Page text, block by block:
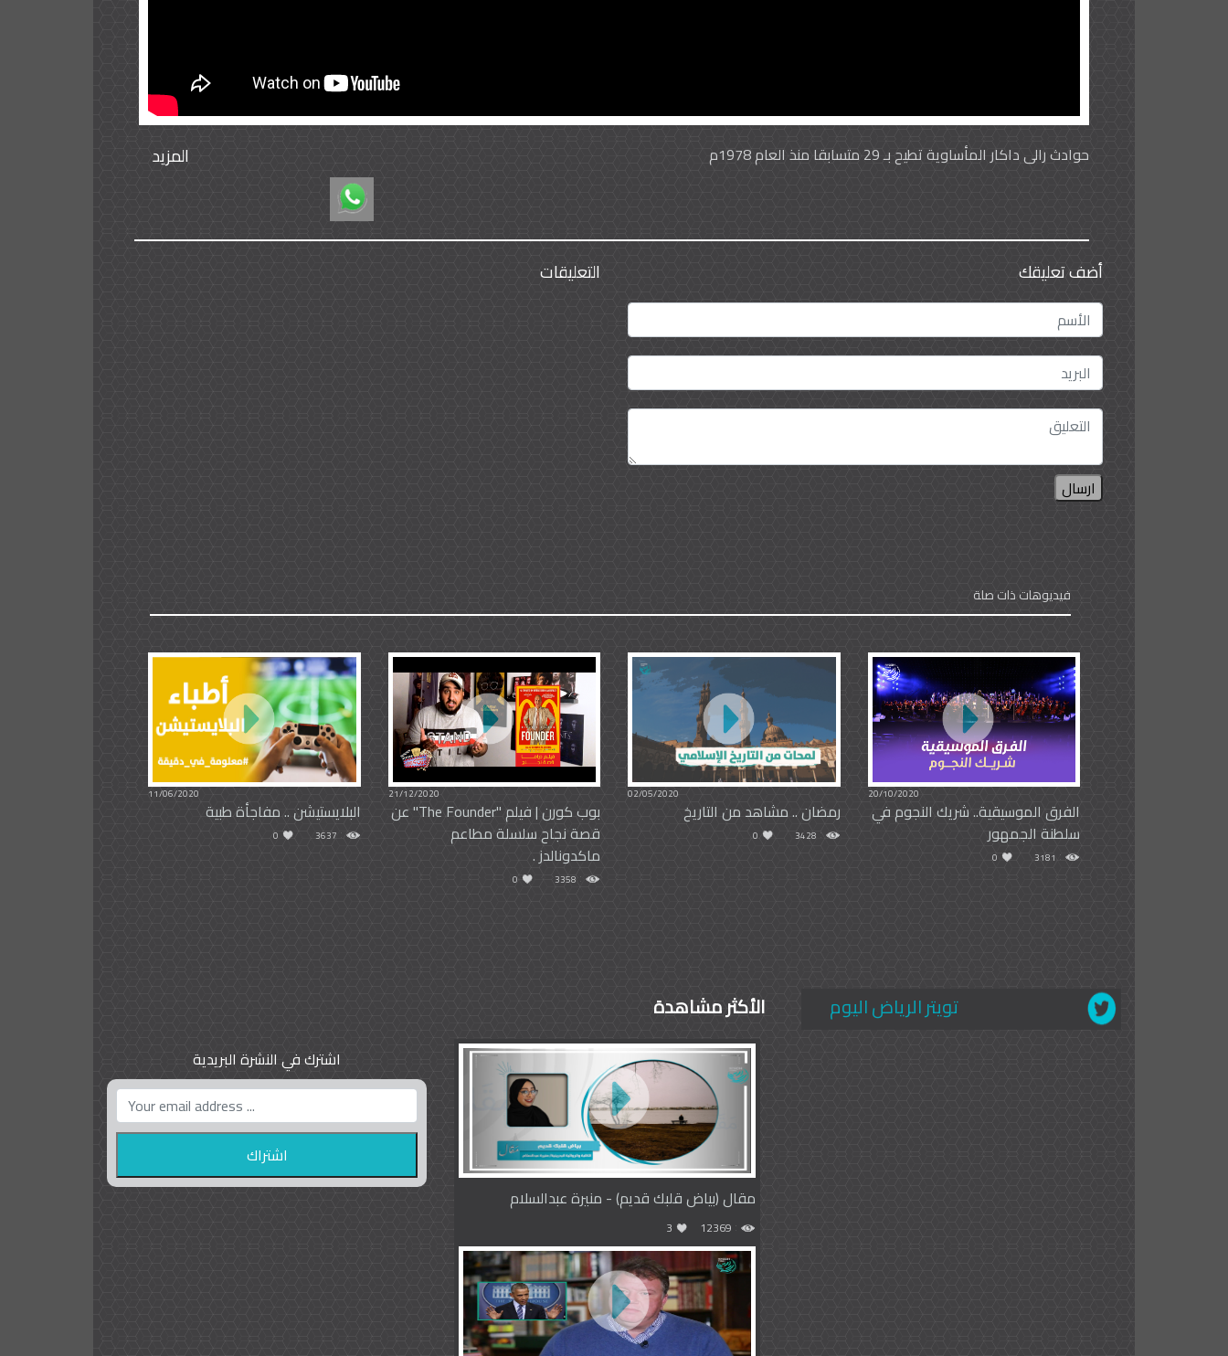
حوادث رالي داكار المأساوية تطيح بـ 29 متسابقا منذ العام 1978م المزيد
أضف تعليقك
ارسال
التعليقات
فيديوهات ذات صلة
20/10/2020
الفرق الموسيقية.. شريك النجوم في
سلطنة الجمهور
3181
0
02/05/2020
رمضان .. مشاهد من التاريخ
3428
0
21/12/2020
بوب كورن | فيلم "The Founder" عن
قصة نجاح سلسلة مطاعم
ماكدونالدز .
3358
0
11/06/2020
البلايستيشن .. مفاجأة طبية
3637
0
تويتر الرياض اليوم الأكثر مشاهدة
مقال (بياض قلبك قديم) - منيرة عبدالسلام
12369
3
اشترك في النشرة البريدية